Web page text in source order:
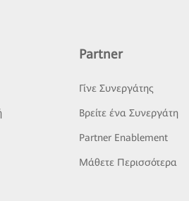
Partner
Γίνε Συνεργάτης
Βρείτε ένα Συνεργάτη
Partner Enablement
Μάθετε Περισσότερα